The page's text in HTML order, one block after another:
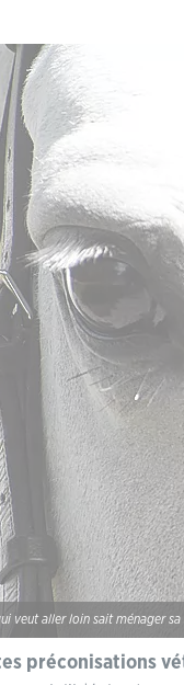
veut aller loin sait ménager
préconisations